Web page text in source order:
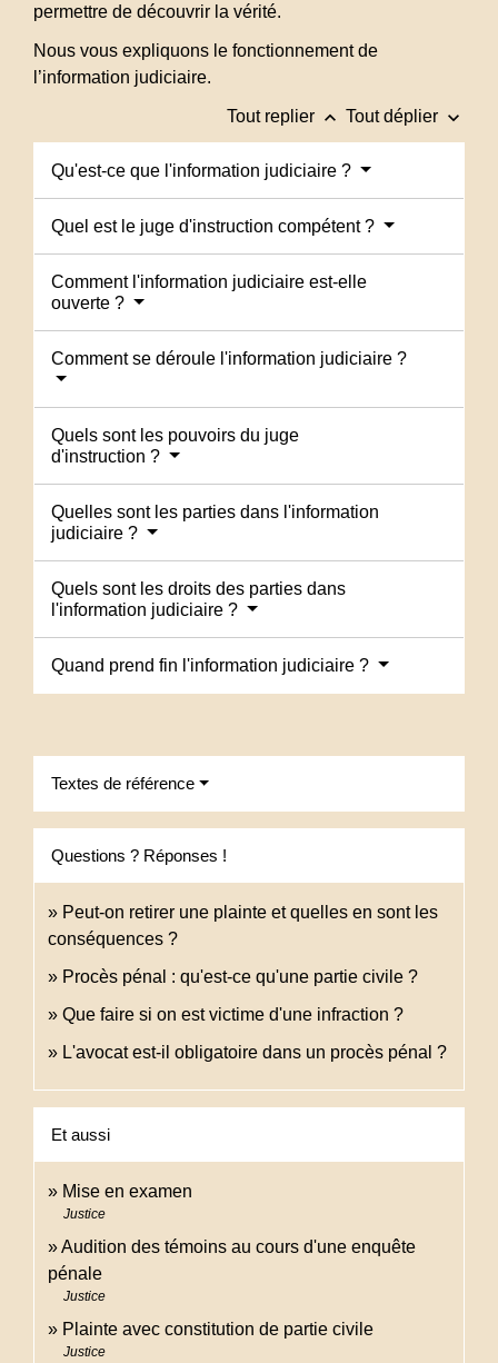
permettre de découvrir la vérité.
Nous vous expliquons le fonctionnement de
l’information judiciaire.
Tout replier keyboard_arrow_up Tout déplier keyboard_arrow_down
Qu'est-ce que l'information judiciaire ?
Quel est le juge d'instruction compétent ?
Comment l'information judiciaire est-elle
ouverte ?
Comment se déroule l'information judiciaire ?
Quels sont les pouvoirs du juge
d'instruction ?
Quelles sont les parties dans l'information
judiciaire ?
Quels sont les droits des parties dans
l'information judiciaire ?
Quand prend fin l'information judiciaire ?
Textes de référence
Questions ? Réponses !
Peut-on retirer une plainte et quelles en sont les
conséquences ?
Procès pénal : qu'est-ce qu'une partie civile ?
Que faire si on est victime d'une infraction ?
L'avocat est-il obligatoire dans un procès pénal ?
Et aussi
Mise en examen
Justice
Audition des témoins au cours d'une enquête
pénale
Justice
Plainte avec constitution de partie civile
Justice